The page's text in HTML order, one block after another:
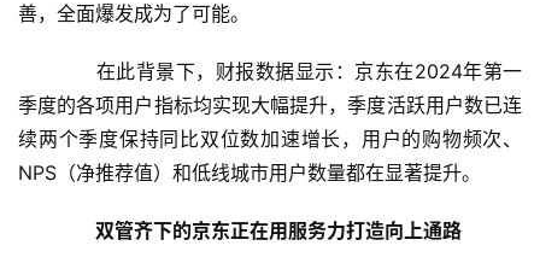
善，全面爆发成为了可能。
在此背景下，财报数据显示：京东在2024年第一
季度的各项用户指标均实现大幅提升，季度活跃用户数已连
续两个季度保持同比双位数加速增长，用户的购物频次、
NPS（净推荐值）和低线城市用户数量都在显著提升。
双管齐下的京东正在用服务力打造向上通路